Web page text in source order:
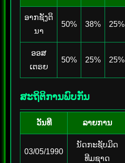
ອາກຊັງຕິ
ນາ
50% 38% 25%
ອອສ
ເຕຣຍ
50% 25% 25%
ສະຖິຕິການພົບກັນ
ວັນທີ ລາຍການ
03/05/1990
ນັດກະຊັບມິດ
ທີມຊາດ